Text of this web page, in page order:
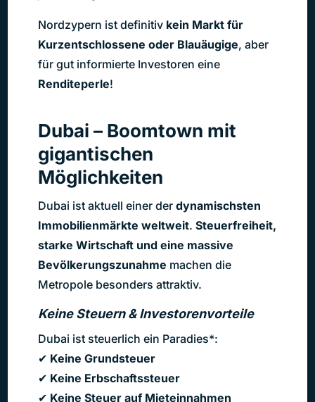
Nordzypern ist definitiv kein Markt für
Kurzentschlossene oder Blauäugige, aber
für gut informierte Investoren eine
Renditeperle!
Dubai – Boomtown mit
gigantischen
Möglichkeiten
Dubai ist aktuell einer der dynamischsten
Immobilienmärkte weltweit. Steuerfreiheit,
starke Wirtschaft und eine massive
Bevölkerungszunahme machen die
Metropole besonders attraktiv.
Keine Steuern & Investorenvorteile
Dubai ist steuerlich ein Paradies*:
✔ Keine Grundsteuer
✔ Keine Erbschaftssteuer
✔ Keine Steuer auf Mieteinnahmen